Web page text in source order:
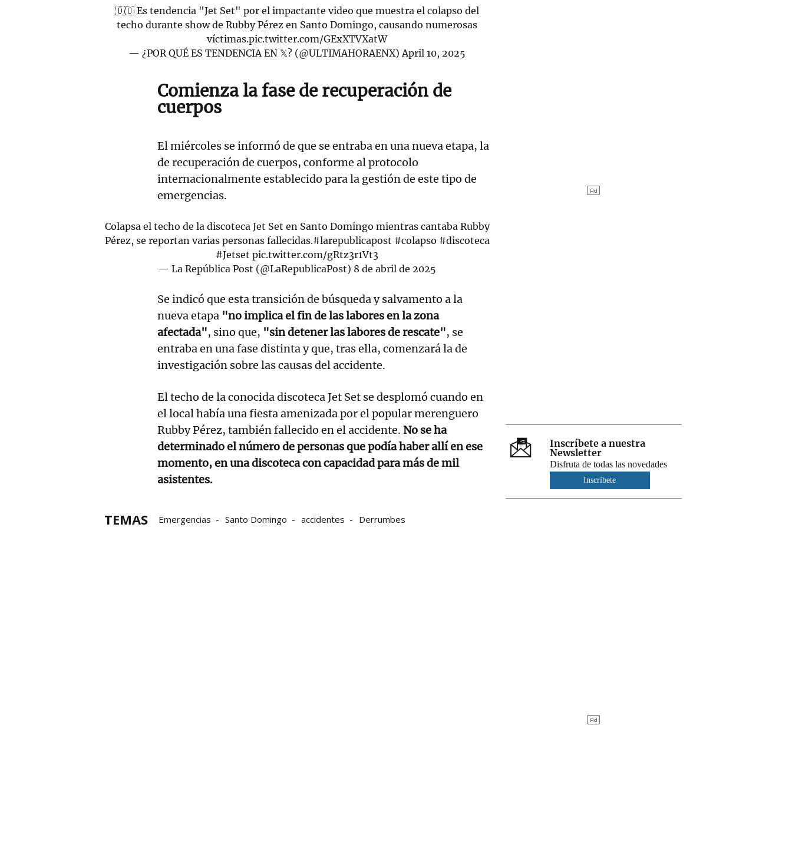
🇩🇴 Es tendencia "Jet Set" por el impactante video que muestra el colapso del
techo durante show de Rubby Pérez en Santo Domingo, causando numerosas
víctimas.pic.twitter.com/GExXTVXatW
— ¿POR QUÉ ES TENDENCIA EN 𝕏? (@ULTIMAHORAENX)April 10, 2025
Comienza la fase de recuperación de
cuerpos
El miércoles se informó de que se entraba en una nueva etapa, la
de recuperación de cuerpos, conforme al protocolo
internacionalmente establecido para la gestión de este tipo de
emergencias.
Colapsa el techo de la discoteca Jet Set en Santo Domingo mientras cantaba Rubby
Pérez, se reportan varias personas fallecidas.#larepublicapost #colapso #discoteca
#Jetset pic.twitter.com/gRtz3r1Vt3
— La República Post (@LaRepublicaPost) 8 de abril de 2025
Se indicó que esta transición de búsqueda y salvamento a la
nueva etapa "no implica el fin de las labores en la zona
afectada", sino que, "sin detener las labores de rescate", se
entraba en una fase distinta y que, tras ella, comenzará la de
investigación sobre las causas del accidente.
El techo de la conocida discoteca Jet Set se desplomó cuando en
el local había una fiesta amenizada por el popular merenguero
Rubby Pérez, también fallecido en el accidente. No se ha
determinado el número de personas que podía haber allí en ese
momento, en una discoteca con capacidad para más de mil
asistentes.
TEMAS Emergencias Santo Domingo accidentes Derrumbes
Inscríbete a nuestra
Newsletter
Disfruta de todas las novedades
Inscríbete